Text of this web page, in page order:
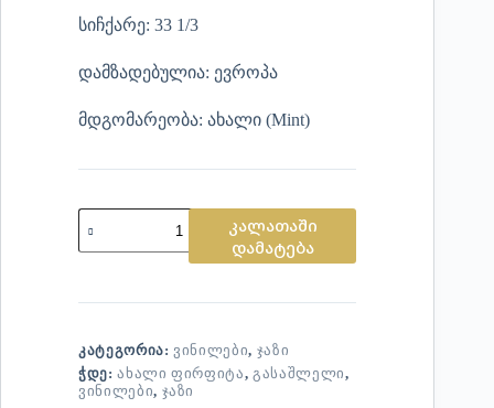
სიჩქარე: 33 1/3
დამზადებულია: ევროპა
მდგომარეობა: ახალი (Mint)
კალათაში
დამატება
ᲙᲐᲢᲔᲒᲝᲠᲘᲐ:ᲕᲘᲜᲘᲚᲔᲑᲘ, ᲯᲐᲖᲘ
ᲭᲓᲔ:ᲐᲮᲐᲚᲘ ᲤᲘᲠᲤᲘᲢᲐ,ᲒᲐᲡᲐᲨᲚᲔᲚᲘ,
ᲕᲘᲜᲘᲚᲔᲑᲘ, ᲯᲐᲖᲘ